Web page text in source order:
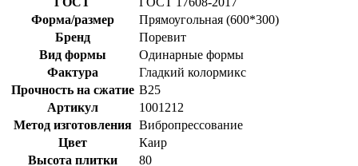
Форма/размер
Прямоугольная (600*300)
Бренд
Поревит
Вид формы
Одинарные формы
Фактура
Гладкий колормикс
Прочность на сжатие B25
Артикул
1001212
Метод изготовления Вибропрессование
Цвет
Каир
Высота плитки
80